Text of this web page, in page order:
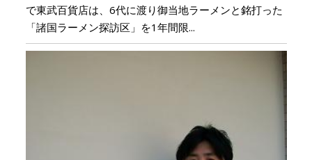
で東武百貨店は、6代に渡り御当地ラーメンと銘打った
「諸国ラーメン探訪区」を1年間限...